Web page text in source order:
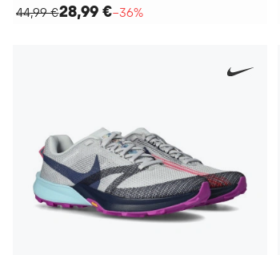
44,99 €28,99 €−36%